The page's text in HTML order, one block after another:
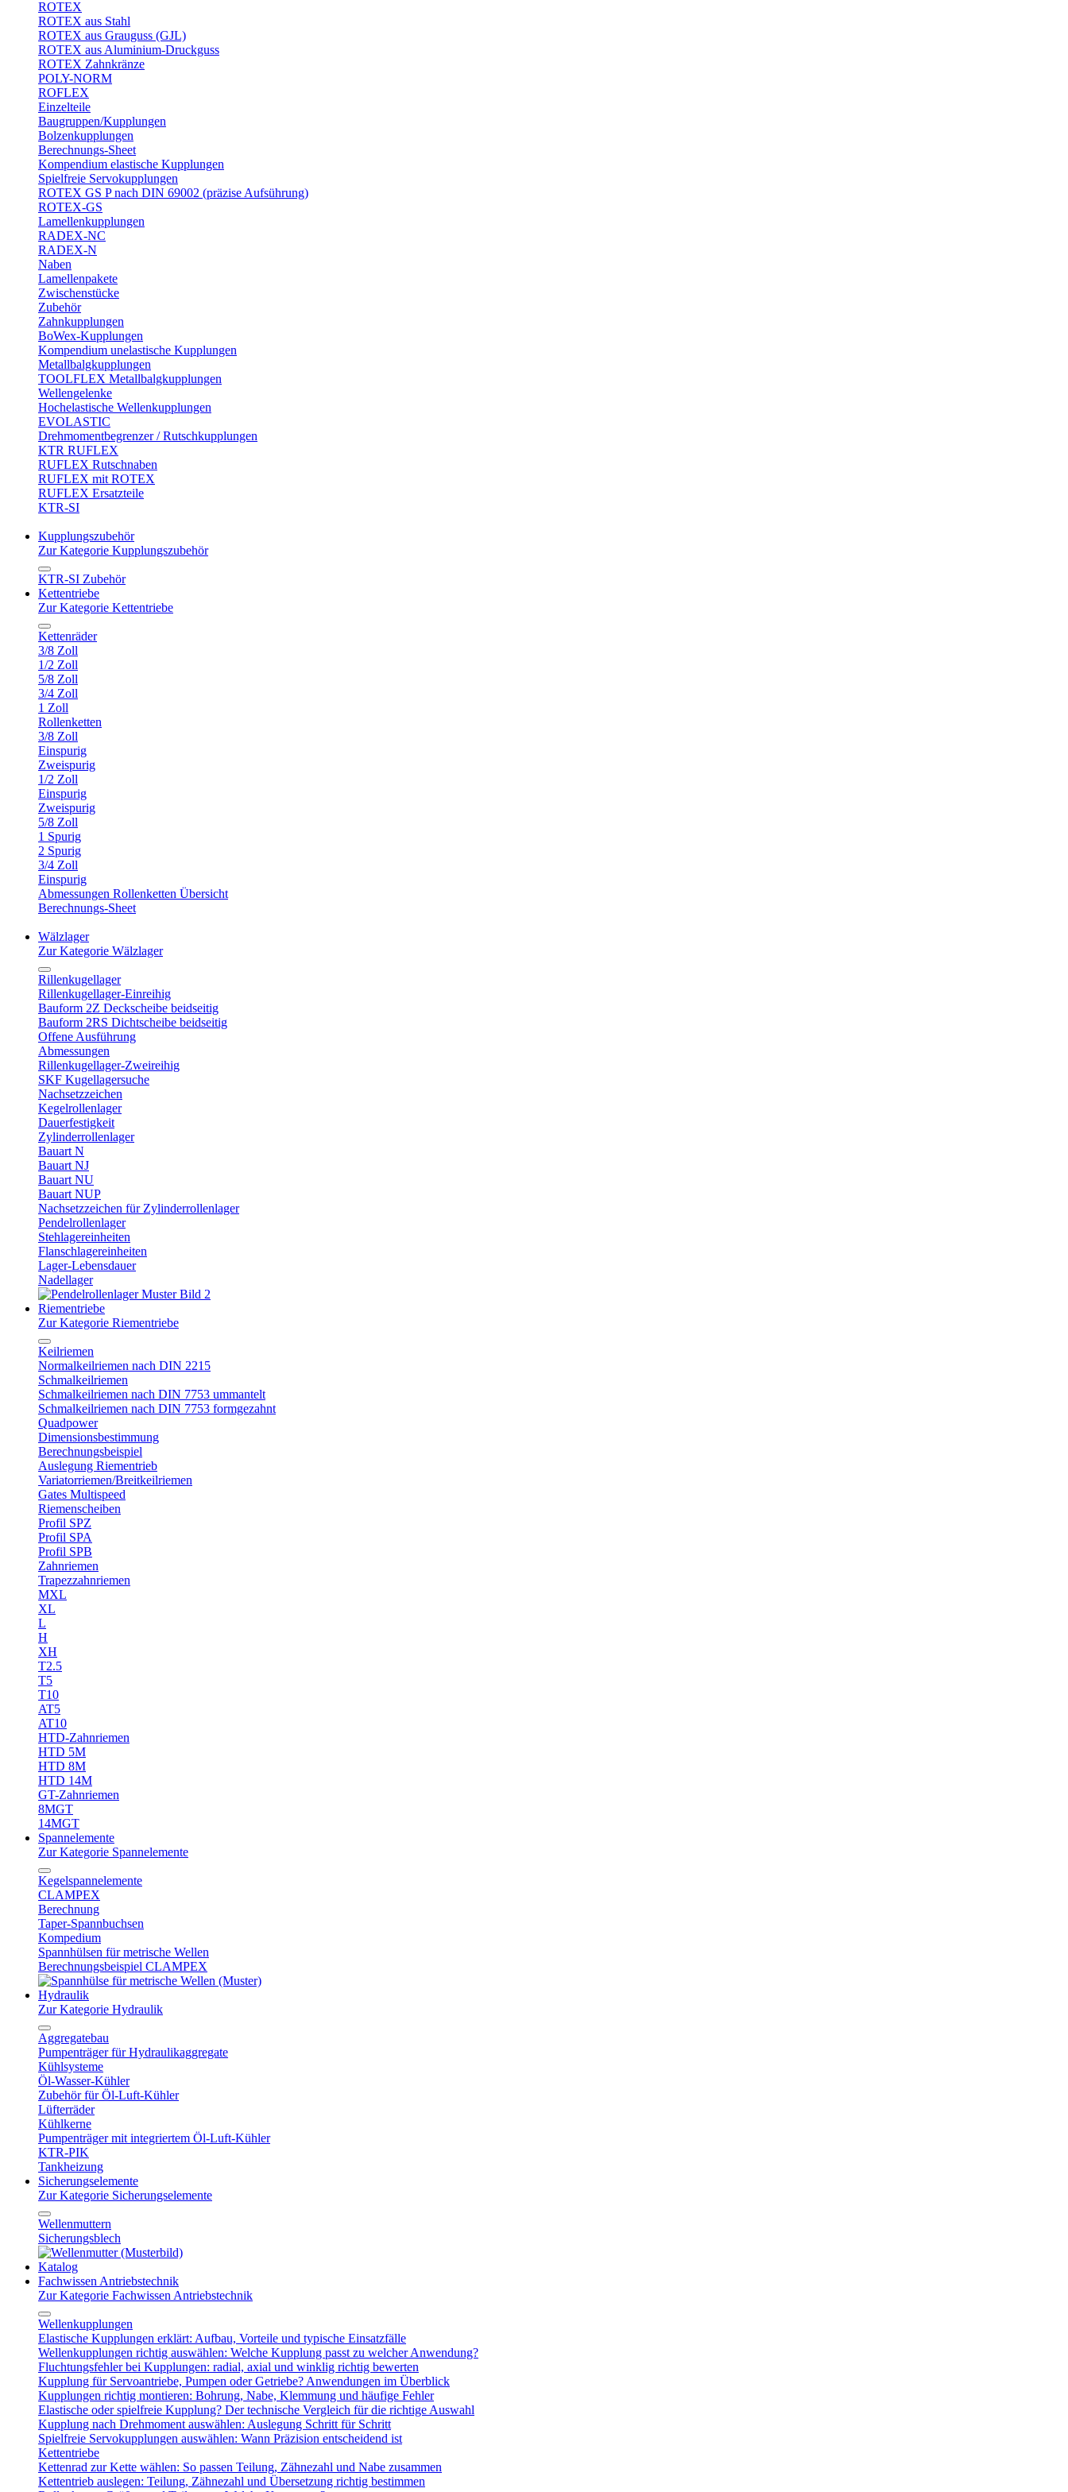
ROTEX
ROTEX aus Stahl
ROTEX aus Grauguss (GJL)
ROTEX aus Aluminium-Druckguss
ROTEX Zahnkränze
POLY-NORM
ROFLEX
Einzelteile
Baugruppen/Kupplungen
Bolzenkupplungen
Berechnungs-Sheet
Kompendium elastische Kupplungen
Spielfreie Servokupplungen
ROTEX GS P nach DIN 69002 (präzise Aufsührung)
ROTEX-GS
Lamellenkupplungen
RADEX-NC
RADEX-N
Naben
Lamellenpakete
Zwischenstücke
Zubehör
Zahnkupplungen
BoWex-Kupplungen
Kompendium unelastische Kupplungen
Metallbalgkupplungen
TOOLFLEX Metallbalgkupplungen
Wellengelenke
Hochelastische Wellenkupplungen
EVOLASTIC
Drehmomentbegrenzer / Rutschkupplungen
KTR RUFLEX
RUFLEX Rutschnaben
RUFLEX mit ROTEX
RUFLEX Ersatzteile
KTR-SI
Kupplungszubehör
Zur Kategorie Kupplungszubehör
KTR-SI Zubehör
Kettentriebe
Zur Kategorie Kettentriebe
Kettenräder
3/8 Zoll
1/2 Zoll
5/8 Zoll
3/4 Zoll
1 Zoll
Rollenketten
3/8 Zoll
Einspurig
Zweispurig
1/2 Zoll
Einspurig
Zweispurig
5/8 Zoll
1 Spurig
2 Spurig
3/4 Zoll
Einspurig
Abmessungen Rollenketten Übersicht
Berechnungs-Sheet
Wälzlager
Zur Kategorie Wälzlager
Rillenkugellager
Rillenkugellager-Einreihig
Bauform 2Z Deckscheibe beidseitig
Bauform 2RS Dichtscheibe beidseitig
Offene Ausführung
Abmessungen
Rillenkugellager-Zweireihig
SKF Kugellagersuche
Nachsetzzeichen
Kegelrollenlager
Dauerfestigkeit
Zylinderrollenlager
Bauart N
Bauart NJ
Bauart NU
Bauart NUP
Nachsetzzeichen für Zylinderrollenlager
Pendelrollenlager
Stehlagereinheiten
Flanschlagereinheiten
Lager-Lebensdauer
Nadellager
Riementriebe
Zur Kategorie Riementriebe
Keilriemen
Normalkeilriemen nach DIN 2215
Schmalkeilriemen
Schmalkeilriemen nach DIN 7753 ummantelt
Schmalkeilriemen nach DIN 7753 formgezahnt
Quadpower
Dimensionsbestimmung
Berechnungsbeispiel
Auslegung Riementrieb
Variatorriemen/Breitkeilriemen
Gates Multispeed
Riemenscheiben
Profil SPZ
Profil SPA
Profil SPB
Zahnriemen
Trapezzahnriemen
MXL
XL
L
H
XH
T2.5
T5
T10
AT5
AT10
HTD-Zahnriemen
HTD 5M
HTD 8M
HTD 14M
GT-Zahnriemen
8MGT
14MGT
Spannelemente
Zur Kategorie Spannelemente
Kegelspannelemente
CLAMPEX
Berechnung
Taper-Spannbuchsen
Kompedium
Spannhülsen für metrische Wellen
Berechnungsbeispiel CLAMPEX
Hydraulik
Zur Kategorie Hydraulik
Aggregatebau
Pumpenträger für Hydraulikaggregate
Kühlsysteme
Öl-Wasser-Kühler
Zubehör für Öl-Luft-Kühler
Lüfterräder
Kühlkerne
Pumpenträger mit integriertem Öl-Luft-Kühler
KTR-PIK
Tankheizung
Sicherungselemente
Zur Kategorie Sicherungselemente
Wellenmuttern
Sicherungsblech
Katalog
Fachwissen Antriebstechnik
Zur Kategorie Fachwissen Antriebstechnik
Wellenkupplungen
Elastische Kupplungen erklärt: Aufbau, Vorteile und typische Einsatzfälle
Wellenkupplungen richtig auswählen: Welche Kupplung passt zu welcher Anwendung?
Fluchtungsfehler bei Kupplungen: radial, axial und winklig richtig bewerten
Kupplung für Servoantriebe, Pumpen oder Getriebe? Anwendungen im Überblick
Kupplungen richtig montieren: Bohrung, Nabe, Klemmung und häufige Fehler
Elastische oder spielfreie Kupplung? Der technische Vergleich für die richtige Auswahl
Kupplung nach Drehmoment auswählen: Auslegung Schritt für Schritt
Spielfreie Servokupplungen auswählen: Wann Präzision entscheidend ist
Kettentriebe
Kettenrad zur Kette wählen: So passen Teilung, Zähnezahl und Nabe zusammen
Kettentrieb auslegen: Teilung, Zähnezahl und Übersetzung richtig bestimmen